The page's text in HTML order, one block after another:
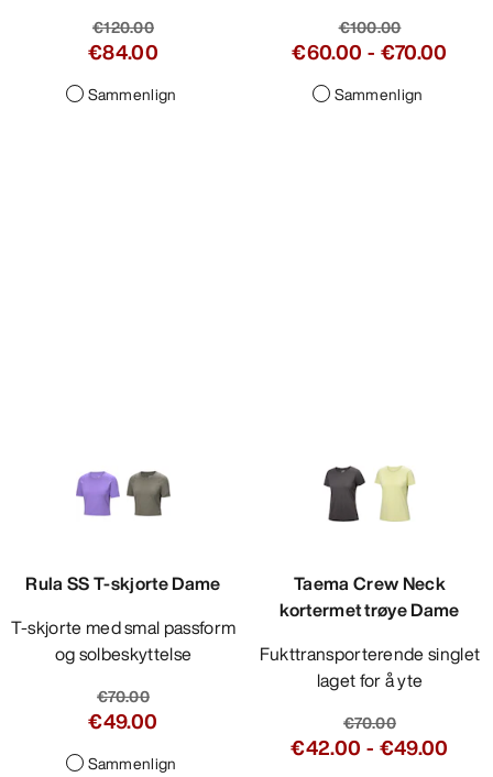
€120.00
€84.00
Sammenlign
€100.00
€60.00 - €70.00
Sammenlign
Rula SS T-skjorte Dame
T-skjorte med smal passform
og solbeskyttelse
€70.00
€49.00
Sammenlign
Taema Crew Neck
kortermet trøye Dame
Fukttransporterende singlet
laget for å yte
€70.00
€42.00 - €49.00